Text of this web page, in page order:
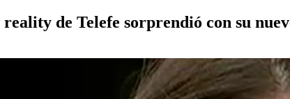
de Telefe sorprendió con su